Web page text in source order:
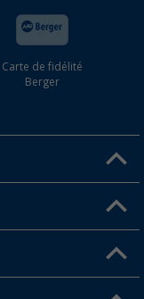
Carte de fidélité
Berger